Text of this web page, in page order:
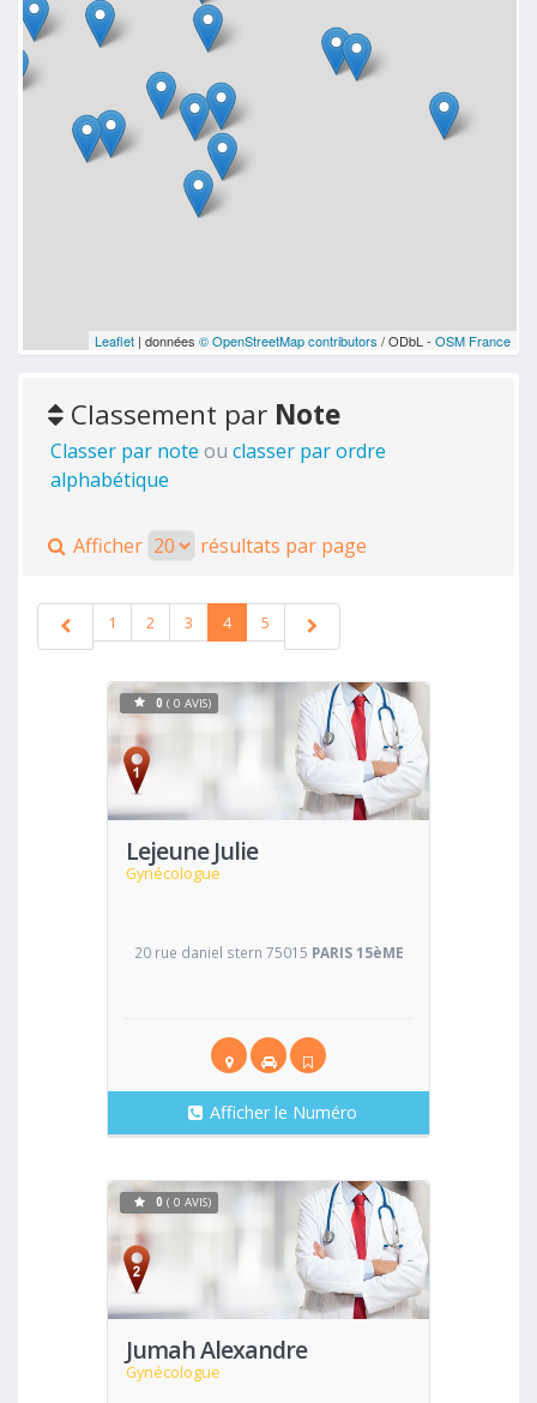
Leaflet| données © OpenStreetMap contributors / ODbL - OSM France
Classement par Note
Classer par note ou classer par ordre
alphabétique
Afficher résultats par page
1 2 3 4 5
Lejeune Julie
Gynécologue
Voir
0 ( 0 AVIS)
20 rue daniel stern 75015 PARIS 15èME
Afficher le Numéro
Jumah Alexandre
Gynécologue
Voir
0 ( 0 AVIS)